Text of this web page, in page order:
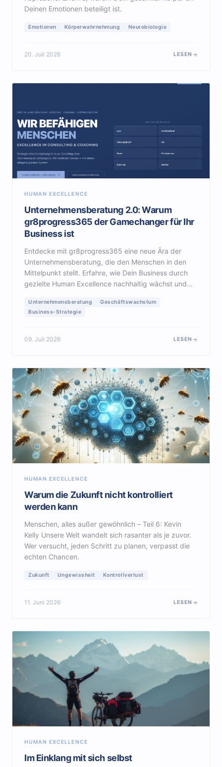
Deinen Emotionen beteiligt ist.
Emotionen Körperwahrnehmung Neurobiologie
20. Juli 2026 LESEN
HUMAN EXCELLENCE
Unternehmensberatung 2.0: Warum
gr8progress365 der Gamechanger für Ihr
Business ist
Entdecke mit gr8progress365 eine neue Ära der
Unternehmensberatung, die den Menschen in den
Mittelpunkt stellt. Erfahre, wie Dein Business durch
gezielte Human Excellence nachhaltig wächst und
Unternehmensberatung
Geschäftswachstum
Business-Strategie
09. Juli 2026 LESEN
HUMAN EXCELLENCE
Warum die Zukunft nicht kontrolliert
werden kann
Menschen, alles außer gewöhnlich – Teil 6: Kevin
Kelly Unsere Welt wandelt sich rasanter als je zuvor.
Wer versucht, jeden Schritt zu planen, verpasst die
echten Chancen.
Zukunft Ungewissheit Kontrollverlust
11. Juni 2026 LESEN
HUMAN EXCELLENCE
Im Einklang mit sich selbst